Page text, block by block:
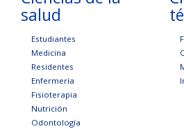
salud
Estudiantes
Medicina
Residentes
Enfermería
Fisioterapia
Nutrición
Odontología